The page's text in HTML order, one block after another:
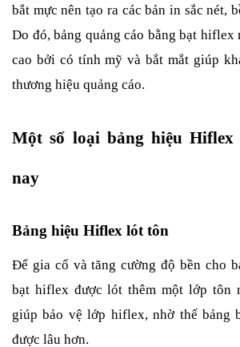
bắt mực nên tạo ra các bản in sắc nét,
Do đó, bảng quảng cáo bằng bạt hiflex
cao bởi có tính mỹ và bắt mắt giúp
thương hiệu quảng cáo.
Một số loại bảng hiệu Hiflex
nay
Bảng hiệu Hiflex lót tôn
Để gia cố và tăng cường độ bền cho
bạt hiflex được lót thêm một lớp tôn
giúp bảo vệ lớp hiflex, nhờ thế bảng
được lâu hơn.